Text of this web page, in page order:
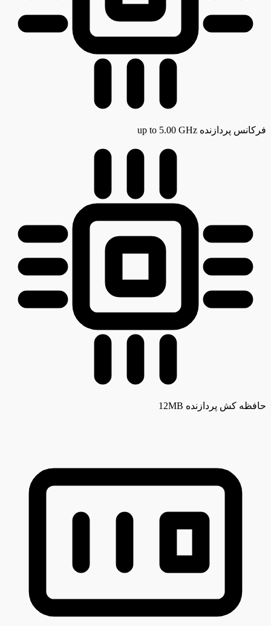
فرکانس پردازنده up to 5.00 GHz
حافظه کش پردازنده 12MB